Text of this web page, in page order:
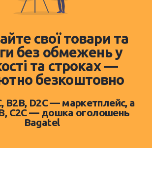
свої товари та
без обмежень у
та строках —
безкоштовно
B2B, D2C — маркетплейс, а
C2C — дошка оголошень
Bagatel